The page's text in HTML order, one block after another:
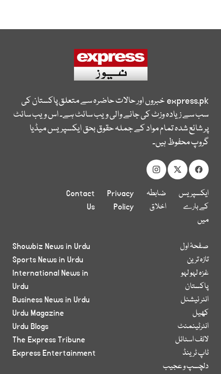
express.pkخبروں اور حالات حاضرہ سے متعلق پاکستان کی
سب سے زیادہ وزٹ کی جانے والی ویب سائٹ ہے۔ اس ویب سائٹ
پر شائع شدہ تمام مواد کے جملہ حقوق بحق ایکسپریس میڈیا
گروپ محفوظ ہیں۔
ایکسپریس
کے بارے
میں
ضابطہ
اخلاق
Privacy
Policy
Contact
Us
صفحۂ اول
تازہ ترین
غزہ لہو لہو
پاکستان
انٹر نیشنل
کھیل
انٹرٹینمنٹ
لائف اسٹائل
ٹاپ ٹرینڈ
دلچسپ و عجیب
Showbiz News in Urdu
Sports News in Urdu
International News in
Urdu
Business News in Urdu
Urdu Magazine
Urdu Blogs
The Express Tribune
Express Entertainment